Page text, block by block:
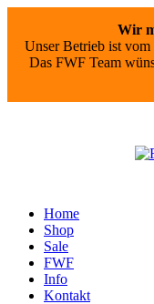
Wir
Unser Betrieb ist vom
Das FWF Team
Home
Shop
Sale
FWF
Info
Kontakt